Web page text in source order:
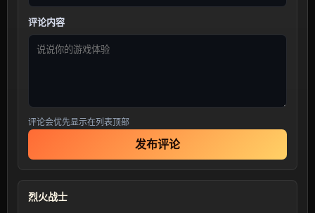
评论内容
评论会优先显示在列表顶部
发布评论
烈火战士